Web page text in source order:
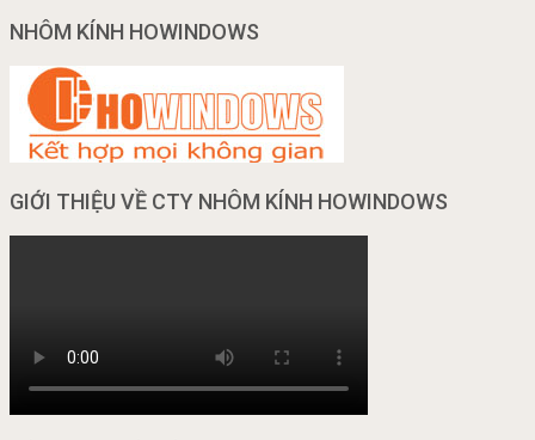
NHÔM KÍNH HOWINDOWS
GIỚI THIỆU VỀ CTY NHÔM KÍNH HOWINDOWS